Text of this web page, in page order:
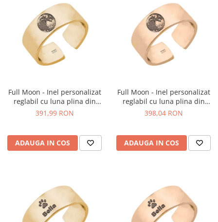
Full Moon - Inel personalizat
reglabil cu luna plina din
argint 925 placat cu aur
391,99 RON
ADAUGA IN COS
Full Moon - Inel personalizat
reglabil cu luna plina din
argint 925 placat cu aur roz
398,04 RON
ADAUGA IN COS